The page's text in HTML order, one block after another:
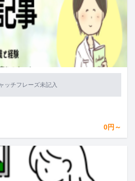
ッチフレーズ未記入
0円～